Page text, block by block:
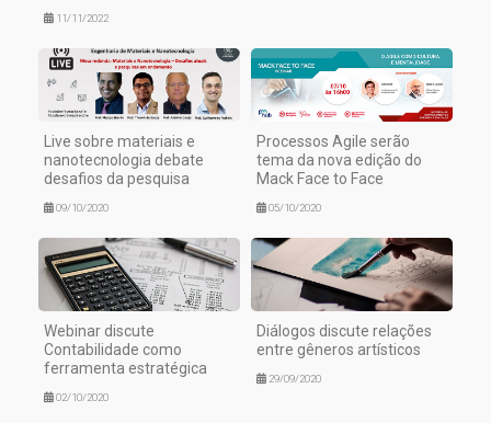
11/11/2022
Live sobre materiais e
nanotecnologia debate
desafios da pesquisa
09/10/2020
Processos Agile serão
tema da nova edição do
Mack Face to Face
05/10/2020
Webinar discute
Contabilidade como
ferramenta estratégica
02/10/2020
Diálogos discute relações
entre gêneros artísticos
29/09/2020